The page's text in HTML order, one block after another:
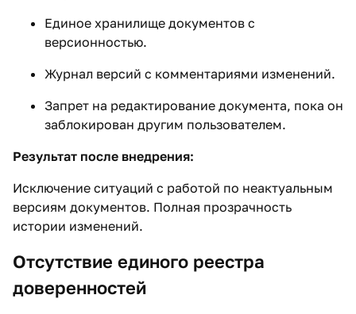
Единое хранилище документов с
версионностью.
Журнал версий с комментариями изменений.
Запрет на редактирование документа, пока он
заблокирован другим пользователем.
Результат после внедрения:
Исключение ситуаций с работой по неактуальным
версиям документов. Полная прозрачность
истории изменений.
Отсутствие единого реестра
доверенностей